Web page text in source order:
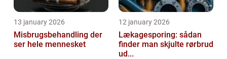
13 january 2026
Misbrugsbehandling der
ser hele mennesket
12 january 2026
Lækagesporing: sådan
finder man skjulte rørbrud
ud...